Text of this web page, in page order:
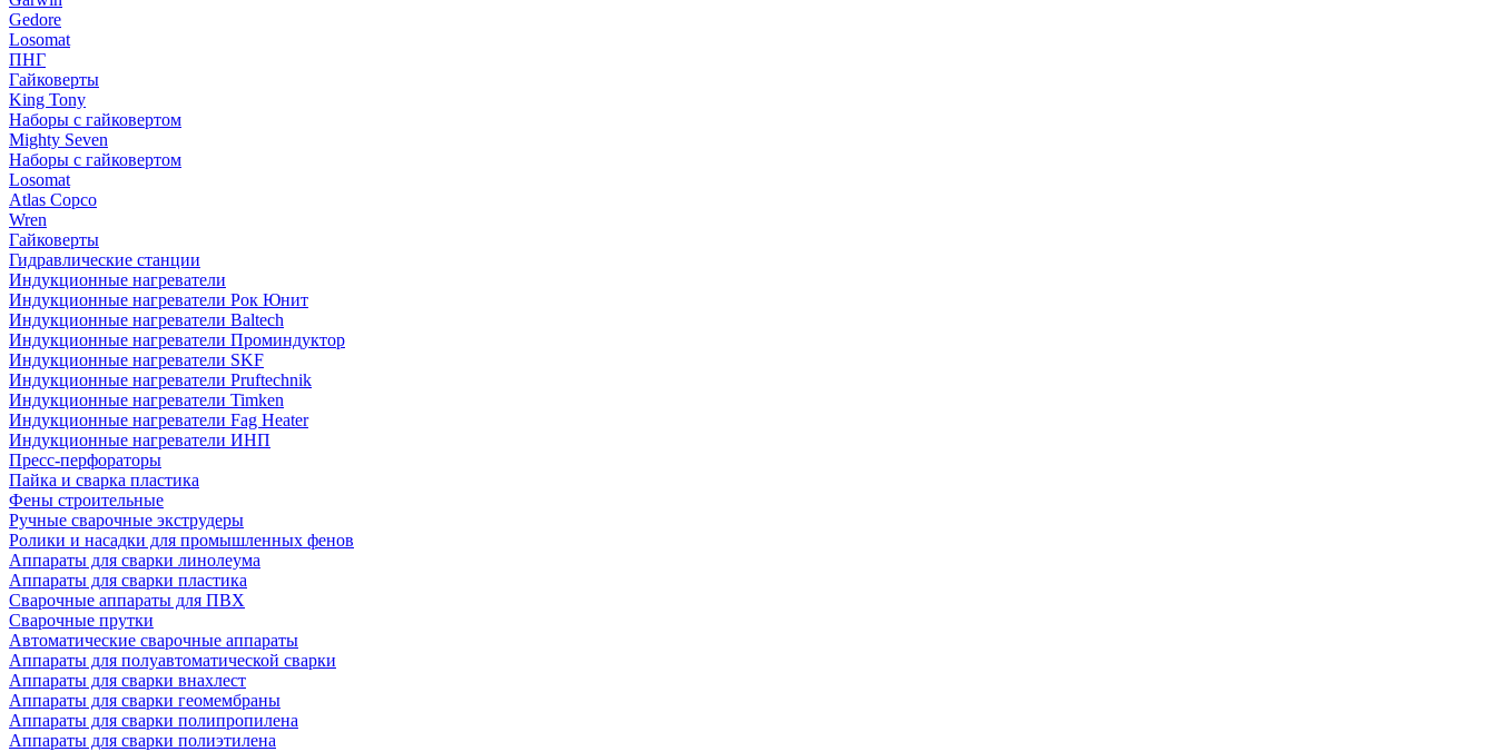
Gedore
Losomat
ПНГ
Гайковерты
King Tony
Наборы с гайковертом
Mighty Seven
Наборы с гайковертом
Losomat
Atlas Copco
Wren
Гайковерты
Гидравлические станции
Индукционные нагреватели
Индукционные нагреватели Рок Юнит
Индукционные нагреватели Baltech
Индукционные нагреватели Проминдуктор
Индукционные нагреватели SKF
Индукционные нагреватели Pruftechnik
Индукционные нагреватели Timken
Индукционные нагреватели Fag Heater
Индукционные нагреватели ИНП
Пресс-перфораторы
Пайка и сварка пластика
Фены строительные
Ручные сварочные экструдеры
Ролики и насадки для промышленных фенов
Аппараты для сварки линолеума
Аппараты для сварки пластика
Сварочные аппараты для ПВХ
Сварочные прутки
Автоматические сварочные аппараты
Аппараты для полуавтоматической сварки
Аппараты для сварки внахлест
Аппараты для сварки геомембраны
Аппараты для сварки полипропилена
Аппараты для сварки полиэтилена